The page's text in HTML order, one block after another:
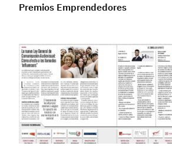
Premios Emprendedores